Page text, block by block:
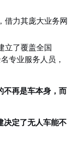
借力其庞大业务网
立了覆盖全国
专业服务人员，
不再是车本身，而
决定了无人车能不